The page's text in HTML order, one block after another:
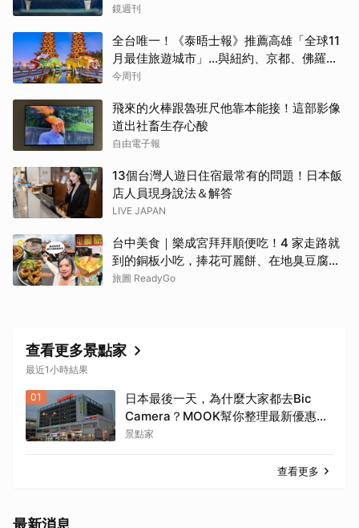
鏡週刊
全台唯一！《泰晤士報》推薦高雄「全球11
月最佳旅遊城市」…與紐約、京都、佛羅倫
斯共同入榜，理由曝光
今周刊
飛來的火棒跟魯班尺他靠本能接！這部影像
道出社畜生存心酸
自由電子報
13個台灣人遊日住宿最常有的問題！日本飯
店人員現身說法＆解答
LIVE JAPAN
台中美食｜樂成宮拜拜順便吃！4 家走路就
到的銅板小吃，捧花可麗餅、在地臭豆腐、
烤甜甜圈一次收
旅圖 ReadyGo
查看更多景點家
最近1小時結果
01
日本最後一天，為什麼大家都去Bic
Camera？MOOK幫你整理最新優惠
券，行前趕快存手機，結帳直接用，最
景點家
查看更多